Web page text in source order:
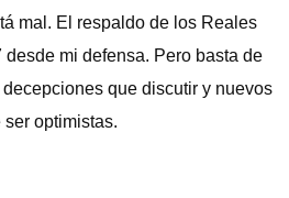
mal. El respaldo de los Reales
desde mi defensa. Pero basta de
que discutir y nuevos
optimistas.